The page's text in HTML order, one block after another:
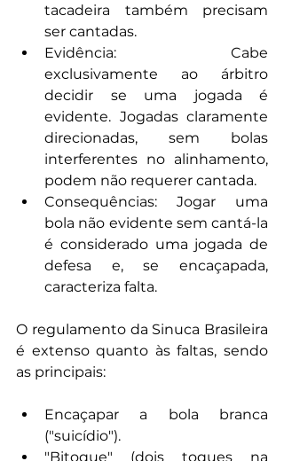
tacadeira também precisam
ser cantadas.
Evidência: Cabe
exclusivamente ao árbitro
decidir se uma jogada é
evidente. Jogadas claramente
direcionadas, sem bolas
interferentes no alinhamento,
podem não requerer cantada.
Consequências: Jogar uma
bola não evidente sem cantá-la
é considerado uma jogada de
defesa e, se encaçapada,
caracteriza falta.
O regulamento da Sinuca Brasileira
é extenso quanto às faltas, sendo
as principais:
Encaçapar a bola branca
("suicídio").
"Bitoque" (dois toques na